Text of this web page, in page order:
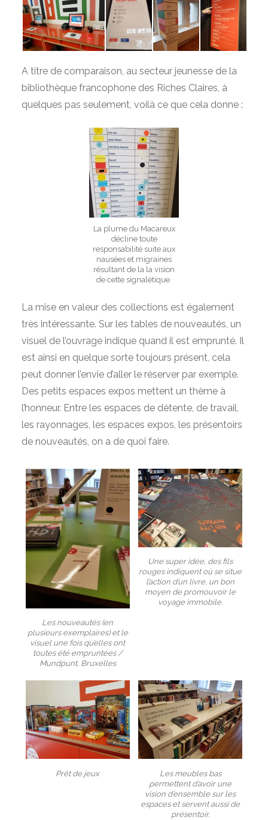
A titre de comparaison, au secteur jeunesse de la
bibliothèque francophone des Riches Claires, à
quelques pas seulement, voilà ce que cela donne :
La plume du Macareux
décline toute
responsabilité suite aux
nausées et migraines
résultant de la la vision
de cette signalétique.
La mise en valeur des collections est également
très intéressante. Sur les tables de nouveautés, un
visuel de l’ouvrage indique quand il est emprunté. Il
est ainsi en quelque sorte toujours présent, cela
peut donner l’envie d’aller le réserver par exemple.
Des petits espaces expos mettent un thème à
l’honneur. Entre les espaces de détente, de travail,
les rayonnages, les espaces expos, les présentoirs
de nouveautés, on a de quoi faire.
Les nouveautés (en
plusieurs exemplaires) et le
visuel une fois qu’elles ont
toutes été empruntées /
Mundpunt, Bruxelles
Une super idée, des fils
rouges indiquent où se situe
l’action d’un livre, un bon
moyen de promouvoir le
voyage immobile.
Prêt de jeux
Les meubles bas
permettent d’avoir une
vision d’ensemble sur les
espaces et servent aussi de
présentoir.